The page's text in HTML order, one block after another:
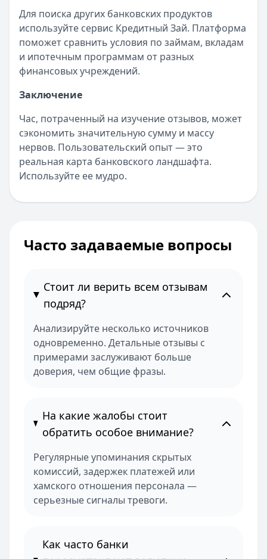
Для поиска других банковских продуктов
используйте сервис Кредитный Зай. Платформа
поможет сравнить условия по займам, вкладам
и ипотечным программам от разных
финансовых учреждений.
Заключение
Час, потраченный на изучение отзывов, может
сэкономить значительную сумму и массу
нервов. Пользовательский опыт — это
реальная карта банковского ландшафта.
Используйте ее мудро.
Часто задаваемые вопросы
Стоит ли верить всем отзывам
подряд?
Анализируйте несколько источников
одновременно. Детальные отзывы с
примерами заслуживают больше
доверия, чем общие фразы.
На какие жалобы стоит
обратить особое внимание?
Регулярные упоминания скрытых
комиссий, задержек платежей или
хамского отношения персонала —
серьезные сигналы тревоги.
Как часто банки